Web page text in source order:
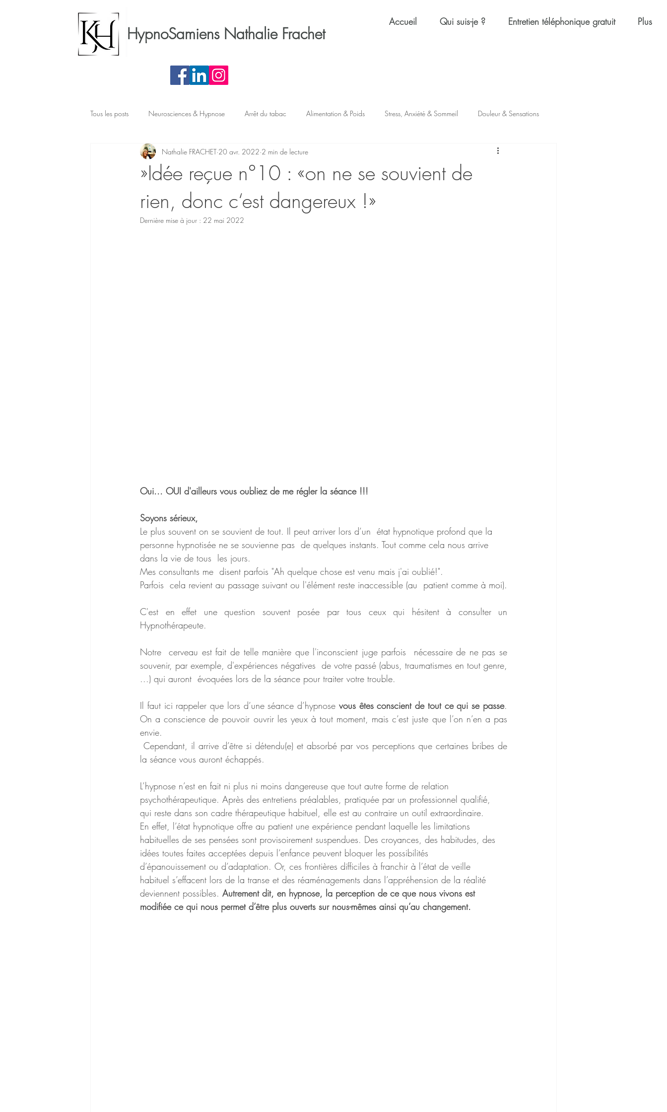
Accueil Qui suis-je ? Entretien téléphonique gratuit Plus
HypnoSamiens Nathalie Frachet
Tous les posts Neurosciences & Hypnose Arrêt du tabac Alimentation & Poids Stress, Anxiété & Sommeil Douleur & Sensations
Préparation chirurgicale Phobies & TOC Confiance & Performance
»Idée reçue n°10 : «on ne se souvient de
rien, donc c‘est dangereux !»
Nathalie FRACHET 20 avr. 2022 2 min de lecture
Dernière mise à jour : 22 mai 2022
Oui... OUI d'ailleurs vous oubliez de me régler la séance !!!
Soyons sérieux,
Le plus souvent on se souvient de tout. Il peut arriver lors d’un  état hypnotique profond que la
personne hypnotisée ne se souvienne pas  de quelques instants. Tout comme cela nous arrive
dans la vie de tous  les jours.
Mes consultants me  disent parfois "Ah quelque chose est venu mais j'ai oublié!".
Parfois  cela revient au passage suivant ou l'élément reste inaccessible (au  patient comme à moi).
C'est en effet une question souvent posée par tous ceux qui hésitent à consulter un
Hypnothérapeute.
Notre  cerveau est fait de telle manière que l'inconscient juge parfois  nécessaire de ne pas se
souvenir, par exemple, d'expériences négatives  de votre passé (abus, traumatismes en tout genre,
...) qui auront  évoquées lors de la séance pour traiter votre trouble.
Il faut ici rappeler que lors d’une séance d’hypnose vous êtes conscient de tout ce qui se passe.
On a conscience de pouvoir ouvrir les yeux à tout moment, mais c’est juste que l’on n’en a pas
envie.
la séance vous auront échappés.
L’hypnose n’est en fait ni plus ni moins dangereuse que tout autre forme de relation
psychothérapeutique. Après des entretiens préalables, pratiquée par un professionnel qualifié,
qui reste dans son cadre thérapeutique habituel, elle est au contraire un outil extraordinaire.
En effet, l’état hypnotique offre au patient une expérience pendant laquelle les limitations
habituelles de ses pensées sont provisoirement suspendues. Des croyances, des habitudes, des
idées toutes faites acceptées depuis l’enfance peuvent bloquer les possibilités
d’épanouissement ou d’adaptation. Or, ces frontières difficiles à franchir à l’état de veille
habituel s’effacent lors de la transe et des réaménagements dans l’appréhension de la réalité
deviennent possibles. Autrement dit, en hypnose, la perception de ce que nous vivons est
modifiée ce qui nous permet d’être plus ouverts sur nous-mêmes ainsi qu’au changement.